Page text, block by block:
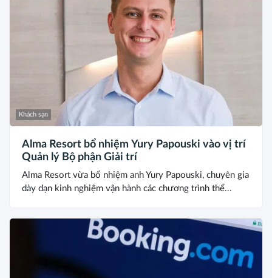
Khách sạn
Alma Resort bổ nhiệm Yury Papouski vào vị trí
Quản lý Bộ phận Giải trí
Alma Resort vừa bổ nhiệm anh Yury Papouski, chuyên gia
dày dạn kinh nghiệm vận hành các chương trình thể...